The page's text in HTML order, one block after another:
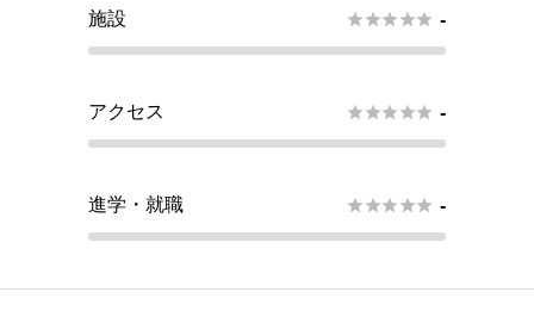
施設  -
アクセス  -
進学・就職  -